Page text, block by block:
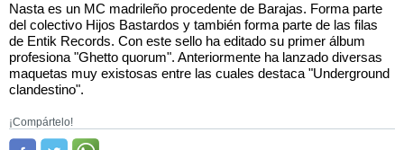
Nasta es un MC madrileño procedente de Barajas. Forma parte
del colectivo Hijos Bastardos y también forma parte de las filas
de Entik Records. Con este sello ha editado su primer álbum
profesiona "Ghetto quorum". Anteriormente ha lanzado diversas
maquetas muy existosas entre las cuales destaca "Underground
clandestino".
¡Compártelo!